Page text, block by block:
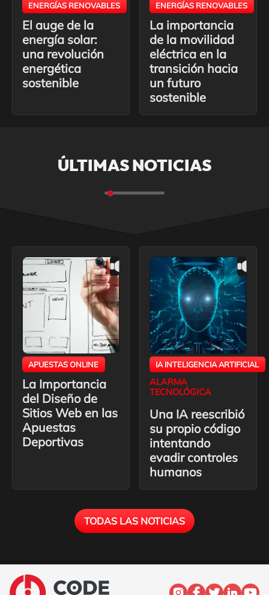
ENERGÍAS RENOVABLES
El auge de la
energía solar:
una revolución
energética
sostenible
ENERGÍAS RENOVABLES
La importancia
de la movilidad
eléctrica en la
transición hacia
un futuro
sostenible
ÚLTIMAS NOTICIAS
APUESTAS ONLINE
La Importancia
del Diseño de
Sitios Web en las
Apuestas
Deportivas
IA INTELIGENCIA ARTIFICIAL
ALARMA
TECNOLÓGICA
Una IA reescribió
su propio código
intentando
evadir controles
humanos
TODAS LAS NOTICIAS